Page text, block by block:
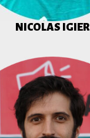
NICOLAS IGIER